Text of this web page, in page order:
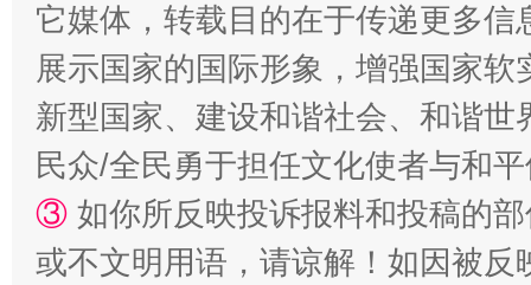
国家大学科技园优化重塑工作
它媒体，转载目的在于传递更多
展示国家的国际形象，增强国家
新型国家、建设和谐社会、和谐
民众/全民勇于担任文化使者与和
③ 如你所反映投诉报料和投稿的
或不文明用语，请谅解！如因被